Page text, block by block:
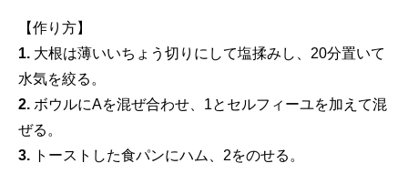
【作り方】
1. 大根は薄いいちょう切りにして塩揉みし、20分置いて
水気を絞る。
2. ボウルにAを混ぜ合わせ、1とセルフィーユを加えて混
ぜる。
3. トーストした食パンにハム、2をのせる。